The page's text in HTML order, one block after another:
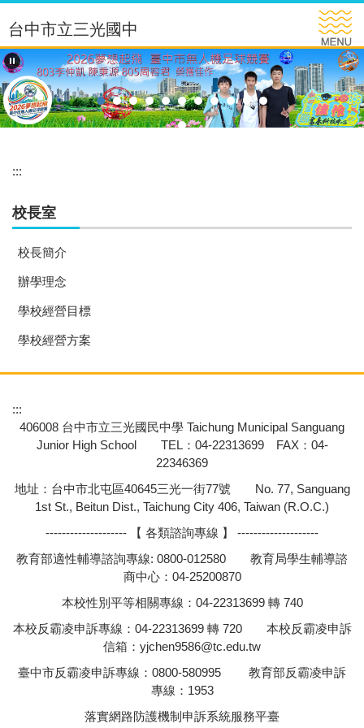
到
主
要
內
容
區
台中市立三光國中
:::
校長室
校長簡介
辦學理念
學校經營目標
學校經營方案
:::
406008 台中市立三光國民中學 Taichung Municipal Sanguang
Junior High School TEL：04-22313699 FAX：04-
22346369
地址：台中市北屯區40645三光一街77號 No. 77, Sanguang
1st St., Beitun Dist., Taichung City 406, Taiwan (R.O.C.)
-------------------- 【 各類諮詢專線 】 --------------------
教育部適性輔導諮詢專線: 0800-012580 教育局學生輔導諮
商中心：04-25200870
本校性別平等相關專線：04-22313699 轉 740
本校反霸凌申訴專線：04-22313699 轉 720 本校反霸凌申訴
信箱： yjchen9586@tc.edu.tw
臺中市反霸凌申訴專線：0800-580995 教育部反霸凌申訴
專線：1953
落實網路防護機制申訴系統服務平臺